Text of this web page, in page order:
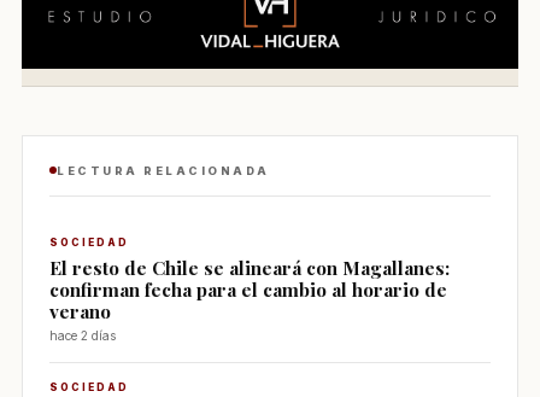
LECTURA RELACIONADA
SOCIEDAD
El resto de Chile se alineará con Magallanes:
confirman fecha para el cambio al horario de
verano
hace 2 días
SOCIEDAD